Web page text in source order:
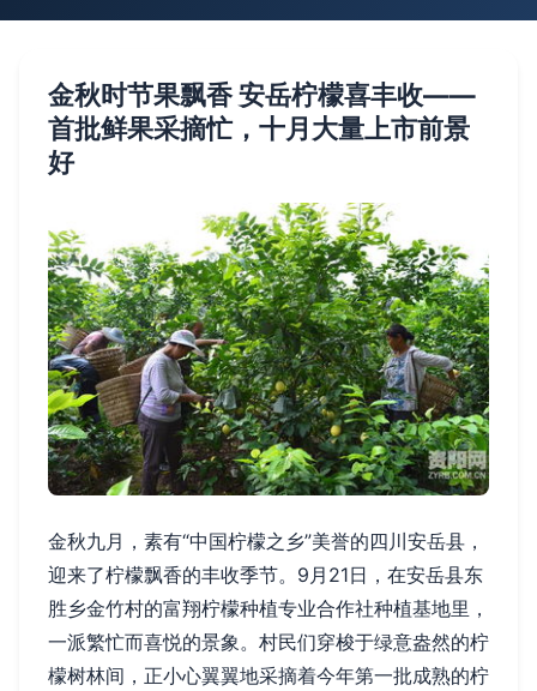
金秋时节果飘香 安岳柠檬喜丰收——
首批鲜果采摘忙，十月大量上市前景
好
金秋九月，素有“中国柠檬之乡”美誉的四川安岳县，
迎来了柠檬飘香的丰收季节。9月21日，在安岳县东
胜乡金竹村的富翔柠檬种植专业合作社种植基地里，
一派繁忙而喜悦的景象。村民们穿梭于绿意盎然的柠
檬树林间，正小心翼翼地采摘着今年第一批成熟的柠